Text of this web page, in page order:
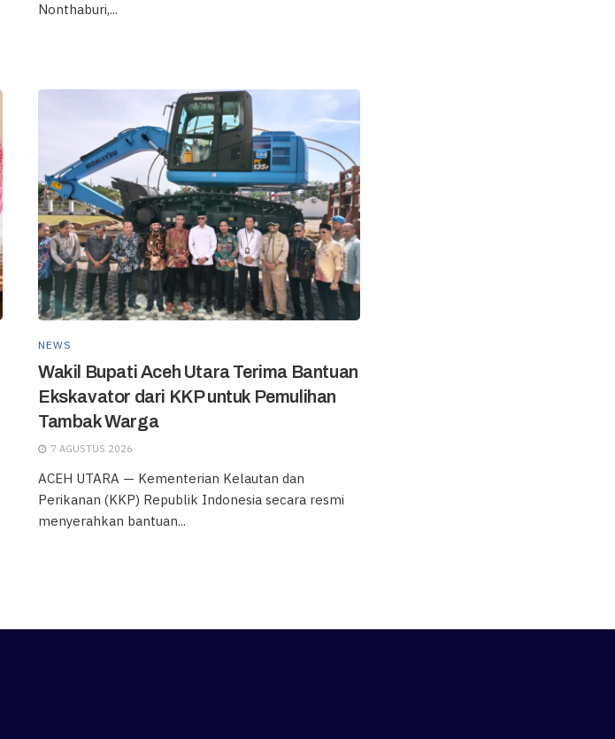
Nonthaburi,...
NEWS
Wakil Bupati Aceh Utara Terima Bantuan
Ekskavator dari KKP untuk Pemulihan
Tambak Warga
7 AGUSTUS 2026
ACEH UTARA — Kementerian Kelautan dan
Perikanan (KKP) Republik Indonesia secara resmi
menyerahkan bantuan...